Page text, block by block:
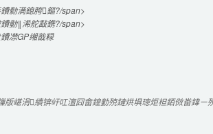
勬満鎴胯鏂?/span>
勭‖浠舵敮鎸?/span>
凚GP缃戠粶
版嵁涓績锛屽叿澶囧畬鍠勭殑鏈烘埧璁炬柦銆傚畨鍏